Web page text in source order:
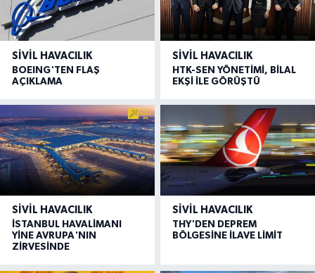
SIVIL HAVACILIK
BOEING'TEN FLAŞ
AÇIKLAMA
SIVIL HAVACILIK
HTK-SEN YÖNETİMİ, BİLAL
EKŞİ İLE GÖRÜŞTÜ
SIVIL HAVACILIK
İSTANBUL HAVALİMANI
YİNE AVRUPA'NIN
ZİRVESİNDE
SIVIL HAVACILIK
THY'DEN DEPREM
BÖLGESİNE İLAVE LİMİT